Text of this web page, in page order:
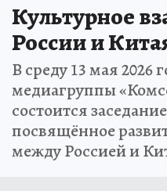
Культурное
России и
В среду 13 мая 2026
медиагруппы
состоится
посвящённое
между Россией и